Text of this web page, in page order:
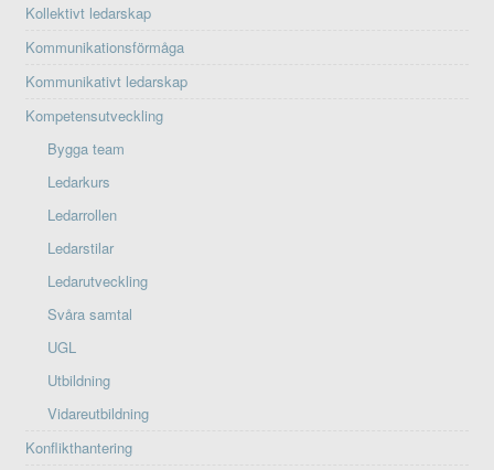
Kollektivt ledarskap
Kommunikationsförmåga
Kommunikativt ledarskap
Kompetensutveckling
Bygga team
Ledarkurs
Ledarrollen
Ledarstilar
Ledarutveckling
Svåra samtal
UGL
Utbildning
Vidareutbildning
Konflikthantering